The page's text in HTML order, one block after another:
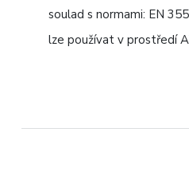
soulad s normami: EN
lze používat v prostředí